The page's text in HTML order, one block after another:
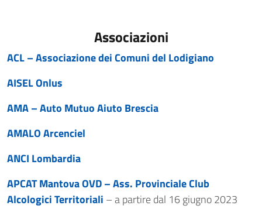
Associazioni
ACL – Associazione dei Comuni del Lodigiano
AISEL Onlus
AMA – Auto Mutuo Aiuto Brescia
AMALO Arcenciel
ANCI Lombardia
APCAT Mantova OVD – Ass. Provinciale Club
Alcologici Territoriali – a partire dal 16 giugno 2023